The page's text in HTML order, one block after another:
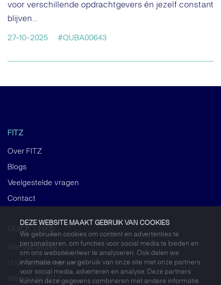
DEZE WEBSITE MAAKT GEBRUIK VAN COOKIES
We gebruiken cookies om content en advertenties te
personaliseren, om functies voor social media te bieden en
om ons websiteverkeer te analyseren. Ook delen we
informatie over uw gebruik van onze site met onze partners
voor social media, adverteren en analyse. Deze partners
kunnen deze gegevens combineren met andere informatie
voor verschillende opdrachtgevers én jezelf constant
blijven...
27-10-2025 #QUBA00643
FITZ
Over FITZ
Blogs
Veelgestelde vragen
Contact
Alle vacatures
Voor opdrachtgevers
Werken bij FITZ